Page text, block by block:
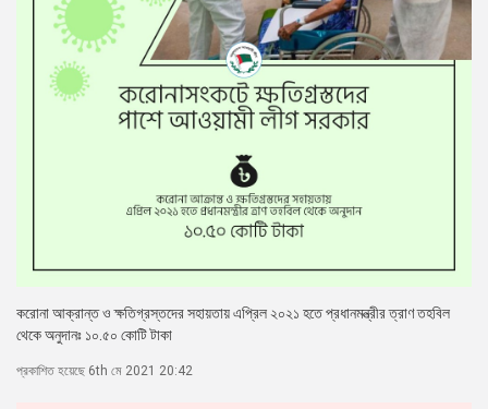
করোনা আক্রান্ত ও ক্ষতিগ্রস্তদের সহায়তায় এপ্রিল ২০২১ হতে প্রধানমন্ত্রীর ত্রাণ তহবিল
থেকে অনুদানঃ ১০.৫০ কোটি টাকা
প্রকাশিত হয়েছে 6th মে 2021 20:42